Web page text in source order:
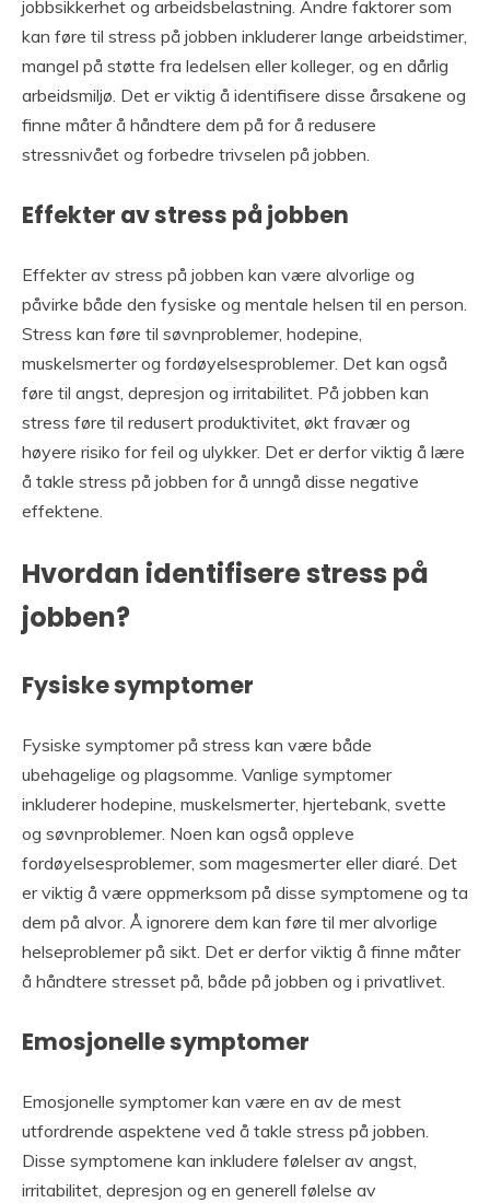
jobbsikkerhet og arbeidsbelastning. Andre faktorer som
kan føre til stress på jobben inkluderer lange arbeidstimer,
mangel på støtte fra ledelsen eller kolleger, og en dårlig
arbeidsmiljø. Det er viktig å identifisere disse årsakene og
finne måter å håndtere dem på for å redusere
stressnivået og forbedre trivselen på jobben.
Effekter av stress på jobben
Effekter av stress på jobben kan være alvorlige og
påvirke både den fysiske og mentale helsen til en person.
Stress kan føre til søvnproblemer, hodepine,
muskelsmerter og fordøyelsesproblemer. Det kan også
føre til angst, depresjon og irritabilitet. På jobben kan
stress føre til redusert produktivitet, økt fravær og
høyere risiko for feil og ulykker. Det er derfor viktig å lære
å takle stress på jobben for å unngå disse negative
effektene.
Hvordan identifisere stress på
jobben?
Fysiske symptomer
Fysiske symptomer på stress kan være både
ubehagelige og plagsomme. Vanlige symptomer
inkluderer hodepine, muskelsmerter, hjertebank, svette
og søvnproblemer. Noen kan også oppleve
fordøyelsesproblemer, som magesmerter eller diaré. Det
er viktig å være oppmerksom på disse symptomene og ta
dem på alvor. Å ignorere dem kan føre til mer alvorlige
helseproblemer på sikt. Det er derfor viktig å finne måter
å håndtere stresset på, både på jobben og i privatlivet.
Emosjonelle symptomer
Emosjonelle symptomer kan være en av de mest
utfordrende aspektene ved å takle stress på jobben.
Disse symptomene kan inkludere følelser av angst,
irritabilitet, depresjon og en generell følelse av